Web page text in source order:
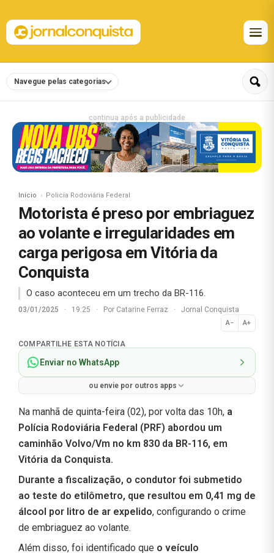
Navegue pelas categorias
continua após a publicidade
Início Policia Rodoviária Federal
Motorista é preso por embriaguez
ao volante e irregularidades em
carga perigosa em Vitória da
Conquista
O caso aconteceu em um trecho da BR-116.
03/01/2025 · 19:25 · Por Catarine Ferraz · Jornal Conquista
A− A+
Normal
COMPARTILHE ESTA NOTÍCIA
Enviar no WhatsApp
ou envie por outros apps
Na manhã de quinta-feira (02), por volta das 10h, a
Polícia Rodoviária Federal (PRF) abordou um
caminhão Volvo/Vm no km 830 da BR-116, em
Vitória da Conquista.
Durante a fiscalização, o condutor foi submetido
ao teste do etilômetro, que resultou em 0,41 mg de
álcool por litro de ar expelido, configurando o crime
de embriaguez ao volante.
Além disso, foi identificado que o veículo